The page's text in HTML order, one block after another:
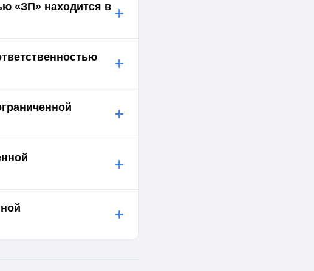
«ЗП» находится в +
+
+
+
+